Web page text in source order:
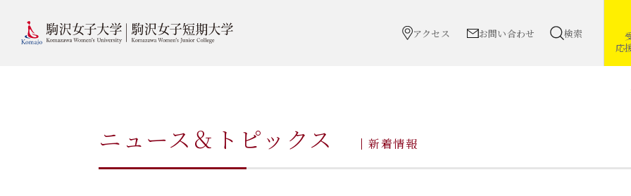
アクセス お問い合わせ 検索
応
ニュース＆トピックス 新着情報